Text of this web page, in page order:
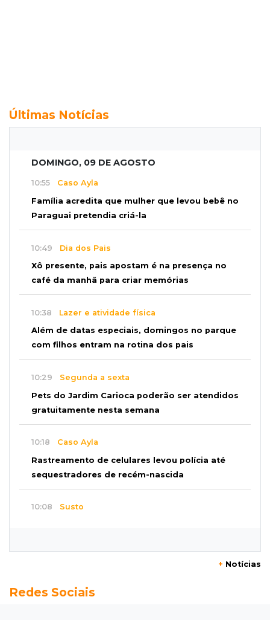
Últimas Notícias
DOMINGO, 09 DE AGOSTO
10:55 Caso Ayla
Família acredita que mulher que levou bebê no
Paraguai pretendia criá-la
10:49 Dia dos Pais
Xô presente, pais apostam é na presença no
café da manhã para criar memórias
10:38 Lazer e atividade física
Além de datas especiais, domingos no parque
com filhos entram na rotina dos pais
10:29 Segunda a sexta
Pets do Jardim Carioca poderão ser atendidos
gratuitamente nesta semana
10:18 Caso Ayla
Rastreamento de celulares levou polícia até
sequestradores de recém-nascida
10:08 Susto
Tradicional churrasco com a família ainda
+ Notícias
Redes Sociais